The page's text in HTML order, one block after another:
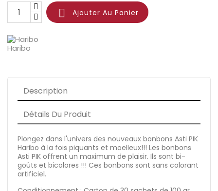
 Ajouter Au Panier
Haribo
Description
Détails Du Produit
Plongez dans l'univers des nouveaux bonbons Asti PIK
Haribo à la fois piquants et moelleux!!! Les bonbons
Asti PIK offrent un maximum de plaisir. Ils sont bi-
goûts et bicolores !!! Ces bonbons sont sans colorant
artificiel.